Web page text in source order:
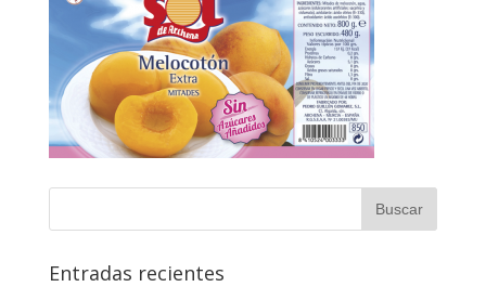
Entradas recientes